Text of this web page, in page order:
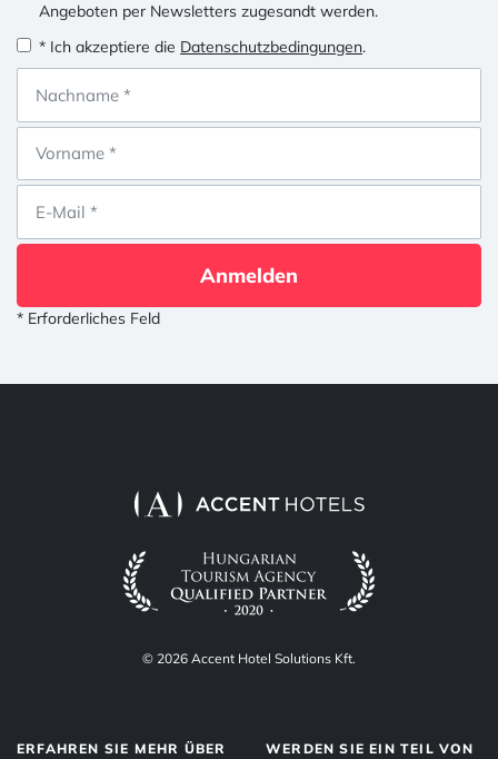
Angeboten per Newsletters zugesandt werden.
* Ich akzeptiere die Datenschutzbedingungen.
Anmelden
* Erforderliches Feld
© 2026 Accent Hotel Solutions Kft.
ERFAHREN SIE MEHR ÜBER
WERDEN SIE EIN TEIL VON